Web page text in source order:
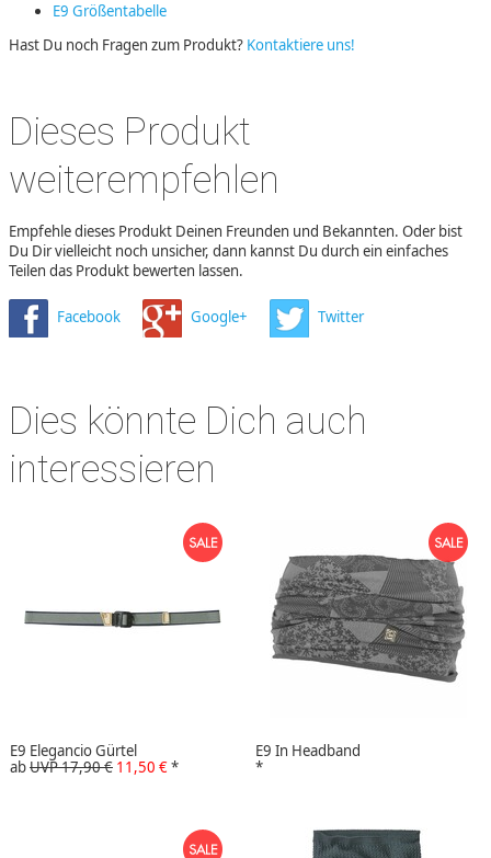
E9 Größentabelle
Hast Du noch Fragen zum Produkt? Kontaktiere uns!
Dieses Produkt
weiterempfehlen
Empfehle dieses Produkt Deinen Freunden und Bekannten. Oder bist
Du Dir vielleicht noch unsicher, dann kannst Du durch ein einfaches
Teilen das Produkt bewerten lassen.
Facebook Google+ Twitter
Dies könnte Dich auch
interessieren
E9 Elegancio Gürtel
abUVP 17,90 € 11,50 €*
E9 In Headband
*